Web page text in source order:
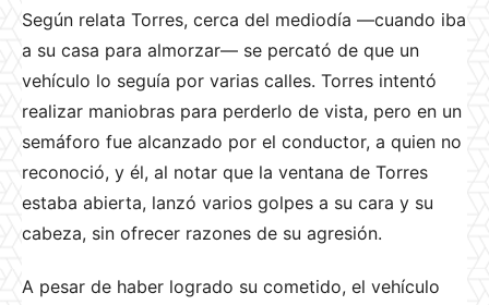
Según relata Torres, cerca del mediodía —cuando iba
a su casa para almorzar— se percató de que un
vehículo lo seguía por varias calles. Torres intentó
realizar maniobras para perderlo de vista, pero en un
semáforo fue alcanzado por el conductor, a quien no
reconoció, y él, al notar que la ventana de Torres
estaba abierta, lanzó varios golpes a su cara y su
cabeza, sin ofrecer razones de su agresión.
A pesar de haber logrado su cometido, el vehículo